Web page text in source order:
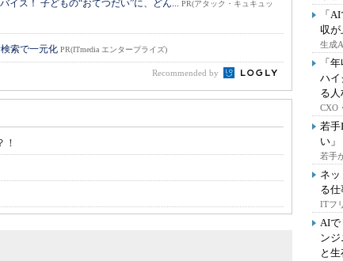
イス！ 子どもの“おてつだい”に、どん... PR(アタック・キュキュッ
索で一元化 PR(ITmedia エンタープライズ)
Recommended by
「
収
生成
「
ハイ
る
CXO
若手
い
若手
ネ
る
ITフ
AI
ン
と